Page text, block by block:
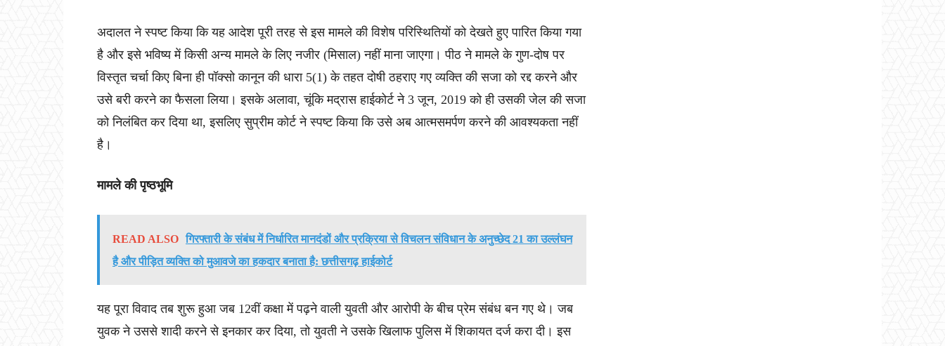
अदालत ने स्पष्ट किया कि यह आदेश पूरी तरह से इस मामले की विशेष परिस्थितियों को देखते हुए पारित किया गया
है और इसे भविष्य में किसी अन्य मामले के लिए नजीर (मिसाल) नहीं माना जाएगा। पीठ ने मामले के गुण-दोष पर
विस्तृत चर्चा किए बिना ही पॉक्सो कानून की धारा 5(1) के तहत दोषी ठहराए गए व्यक्ति की सजा को रद्द करने और
उसे बरी करने का फैसला लिया। इसके अलावा, चूंकि मद्रास हाईकोर्ट ने 3 जून, 2019 को ही उसकी जेल की सजा
को निलंबित कर दिया था, इसलिए सुप्रीम कोर्ट ने स्पष्ट किया कि उसे अब आत्मसमर्पण करने की आवश्यकता नहीं
है।
मामले की पृष्ठभूमि
READ ALSO गिरफ्तारी के संबंध में निर्धारित मानदंडों और प्रक्रिया से विचलन संविधान के अनुच्छेद 21 का उल्लंघन
है और पीड़ित व्यक्ति को मुआवजे का हकदार बनाता है: छत्तीसगढ़ हाईकोर्ट
यह पूरा विवाद तब शुरू हुआ जब 12वीं कक्षा में पढ़ने वाली युवती और आरोपी के बीच प्रेम संबंध बन गए थे। जब
युवक ने उससे शादी करने से इनकार कर दिया, तो युवती ने उसके खिलाफ पुलिस में शिकायत दर्ज करा दी। इस